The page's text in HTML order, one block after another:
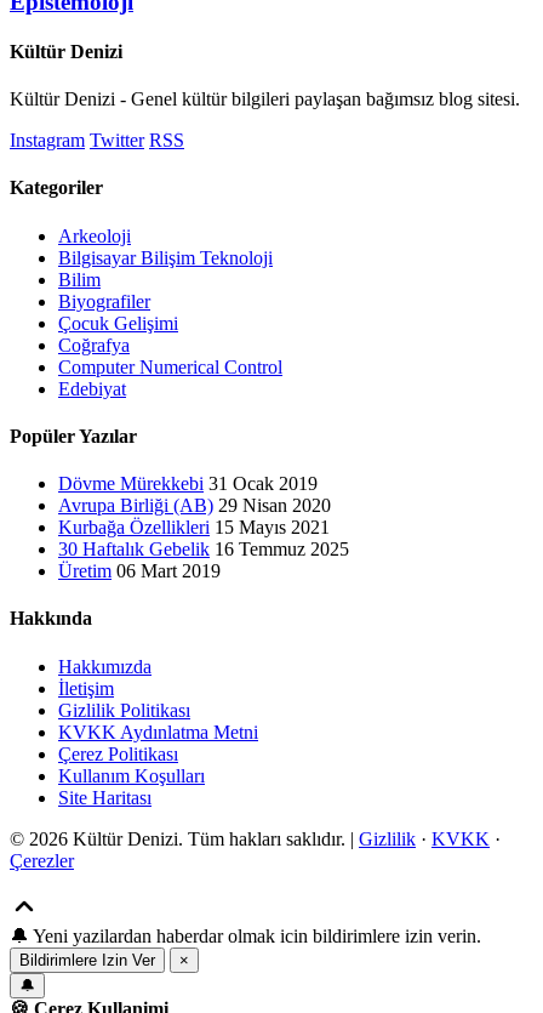
Kültür Denizi
Kültür Denizi - Genel kültür bilgileri paylaşan bağımsız blog sitesi.
Instagram Twitter RSS
Kategoriler
Arkeoloji
Bilgisayar Bilişim Teknoloji
Bilim
Biyografiler
Çocuk Gelişimi
Coğrafya
Computer Numerical Control
Edebiyat
Popüler Yazılar
Dövme Mürekkebi 31 Ocak 2019
Avrupa Birliği (AB) 29 Nisan 2020
Kurbağa Özellikleri 15 Mayıs 2021
30 Haftalık Gebelik 16 Temmuz 2025
Üretim 06 Mart 2019
Hakkında
Hakkımızda
İletişim
Gizlilik Politikası
KVKK Aydınlatma Metni
Çerez Politikası
Kullanım Koşulları
Site Haritası
© 2026 Kültür Denizi. Tüm hakları saklıdır. | Gizlilik · KVKK ·
Çerezler
🔔 Yeni yazilardan haberdar olmak icin bildirimlere izin verin.
Bildirimlere Izin Ver
×
🔔
🍪 Cerez Kullanimi